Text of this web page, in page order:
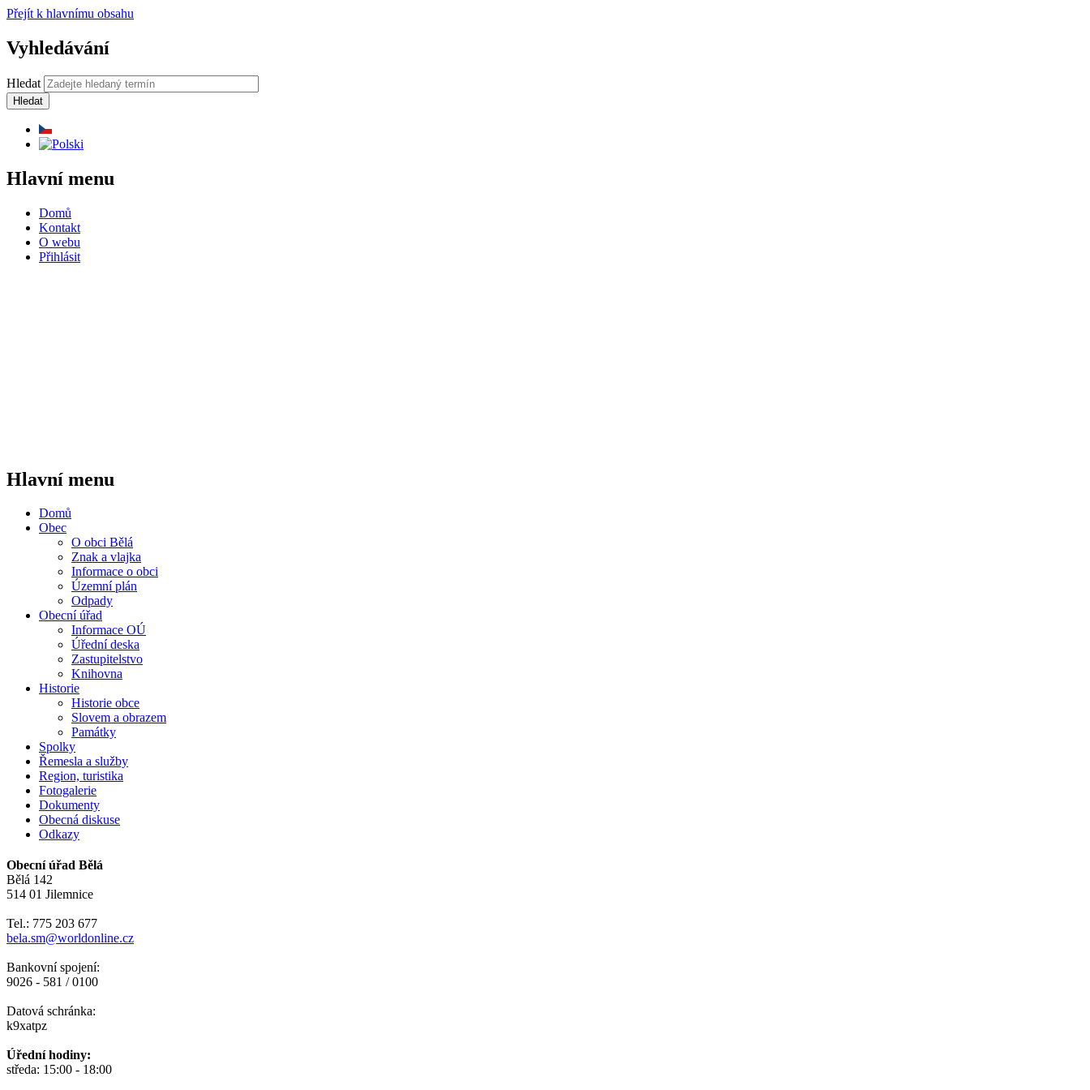
Přejít k hlavnímu obsahu
Vyhledávání
Hledat
Hlavní menu
Domů
Kontakt
O webu
Přihlásit
Hlavní menu
Domů
Obec
O obci Bělá
Znak a vlajka
Informace o obci
Územní plán
Odpady
Obecní úřad
Informace OÚ
Úřední deska
Zastupitelstvo
Knihovna
Historie
Historie obce
Slovem a obrazem
Památky
Spolky
Řemesla a služby
Region, turistika
Fotogalerie
Dokumenty
Obecná diskuse
Odkazy
Obecní úřad Bělá
Bělá 142
514 01 Jilemnice
Tel.: 775 203 677
bela.sm@worldonline.cz
Bankovní spojení:
9026 - 581 / 0100
Datová schránka:
k9xatpz
Úřední hodiny:
středa: 15:00 - 18:00